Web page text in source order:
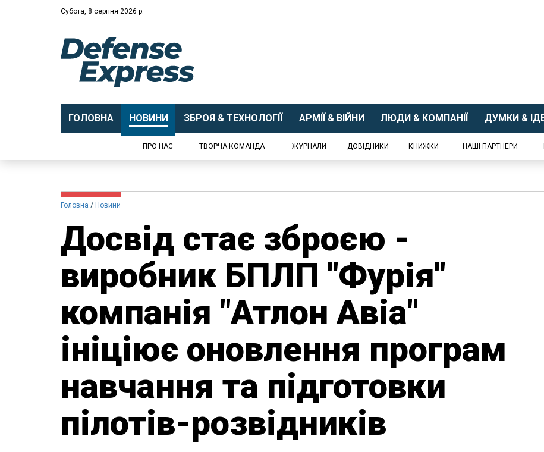
Субота, 8 серпня 2026 р.
ГОЛОВНА НОВИНИ ЗБРОЯ & ТЕХНОЛОГІЇ АРМІЇ & ВІЙНИ ЛЮДИ & КОМПАНІЇ ДУМКИ &
ПРО НАС ТВОРЧА КОМАНДА ЖУРНАЛИ ДОВІДНИКИ КНИЖКИ НАШІ ПАРТНЕРИ
Головна Новини
​Досвід стає зброєю -
виробник БПЛП "Фурія"
компанія "Атлон Авіа"
ініціює оновлення програм
навчання та підготовки
пілотів-розвідників